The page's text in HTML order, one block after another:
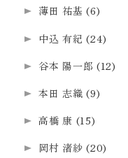
薄田 祐基 (6)
中込 有紀 (24)
谷本 陽一郎 (12)
本田 志織 (9)
高橋 康 (15)
岡村 渚紗 (20)